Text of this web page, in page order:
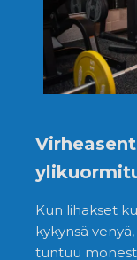
Kun lihakset
kykynsä
tuntuu